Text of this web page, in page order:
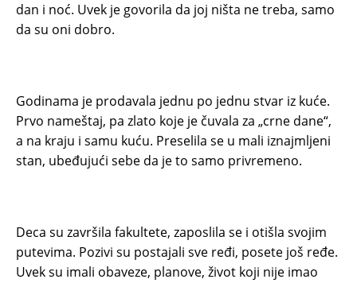
dan i noć. Uvek je govorila da joj ništa ne treba, samo
da su oni dobro.
Godinama je prodavala jednu po jednu stvar iz kuće.
Prvo nameštaj, pa zlato koje je čuvala za „crne dane“,
a na kraju i samu kuću. Preselila se u mali iznajmljeni
stan, ubeđujući sebe da je to samo privremeno.
Deca su završila fakultete, zaposlila se i otišla svojim
putevima. Pozivi su postajali sve ređi, posete još ređe.
Uvek su imali obaveze, planove, život koji nije imao